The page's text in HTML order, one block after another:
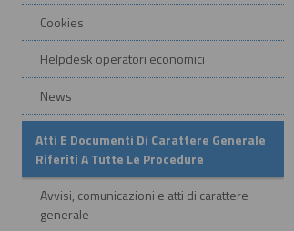
Cookies
Helpdesk operatori economici
News
Atti E Documenti Di Carattere Generale
Riferiti A Tutte Le Procedure
Avvisi, comunicazioni e atti di carattere
generale